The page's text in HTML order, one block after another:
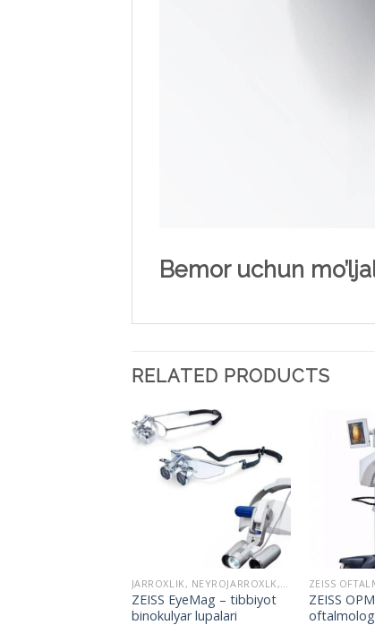
Bemor uchun
RELATED PRODUCTS
JARROXLIK, NEYROJARROXLK, LOR
ZEISS EyeMag – tibbiyot
binokulyar lupalari
ZEISS